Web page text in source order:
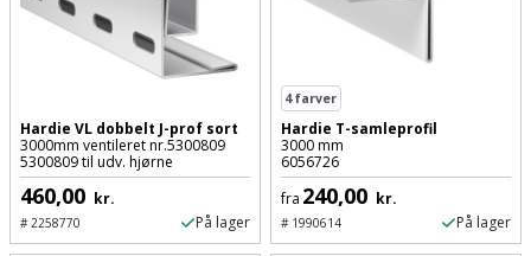
Tagpladeværktøj
Trekantsliber
Trekantslibertilbehør
Vægscanner
Varmekanon
Hardie VL dobbelt J-prof sort
3000mm ventileret nr.5300809
5300809 til udv. hjørne
460,00 kr.
#2258770 På lager
4farver
Hardie T-samleprofil
3000 mm
6056726
fra 240,00 kr.
#1990614 På lager